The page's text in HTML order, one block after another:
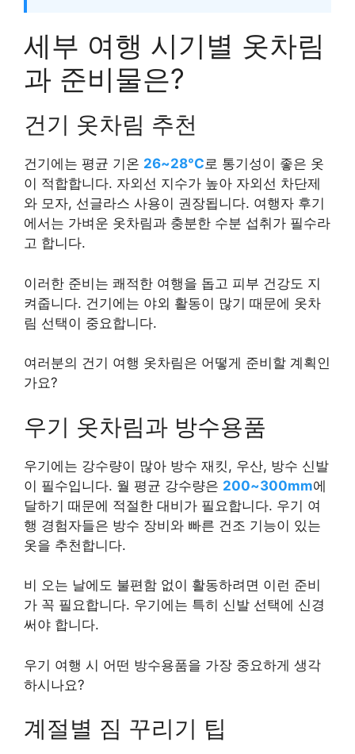
세부 여행 시기별 옷차림
과 준비물은?
건기 옷차림 추천
건기에는 평균 기온 26~28°C로 통기성이 좋은 옷
이 적합합니다. 자외선 지수가 높아 자외선 차단제
와 모자, 선글라스 사용이 권장됩니다. 여행자 후기
에서는 가벼운 옷차림과 충분한 수분 섭취가 필수라
고 합니다.
이러한 준비는 쾌적한 여행을 돕고 피부 건강도 지
켜줍니다. 건기에는 야외 활동이 많기 때문에 옷차
림 선택이 중요합니다.
여러분의 건기 여행 옷차림은 어떻게 준비할 계획인
가요?
우기 옷차림과 방수용품
우기에는 강수량이 많아 방수 재킷, 우산, 방수 신발
이 필수입니다. 월 평균 강수량은 200~300mm에
달하기 때문에 적절한 대비가 필요합니다. 우기 여
행 경험자들은 방수 장비와 빠른 건조 기능이 있는
옷을 추천합니다.
비 오는 날에도 불편함 없이 활동하려면 이런 준비
가 꼭 필요합니다. 우기에는 특히 신발 선택에 신경
써야 합니다.
우기 여행 시 어떤 방수용품을 가장 중요하게 생각
하시나요?
계절별 짐 꾸리기 팁